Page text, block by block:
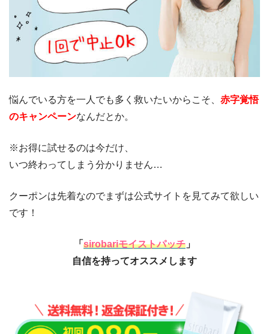
悩んでいる方を一人でも多く救いたいからこそ、 赤字覚悟
のキャンペーンなんだとか。
※お得に試せるのは今だけ、
いつ終わってしまう分かりません…
クーポンは先着なのでまずは公式サイトを見てみて欲しい
です！
「 sirobariモイストパッチ 」
自信を持ってオススメします